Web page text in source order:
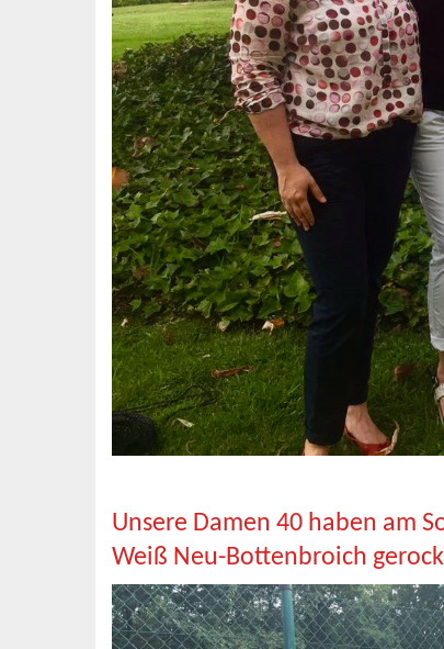
Unsere Damen 40 haben am
Weiß Neu-Bottenbroich